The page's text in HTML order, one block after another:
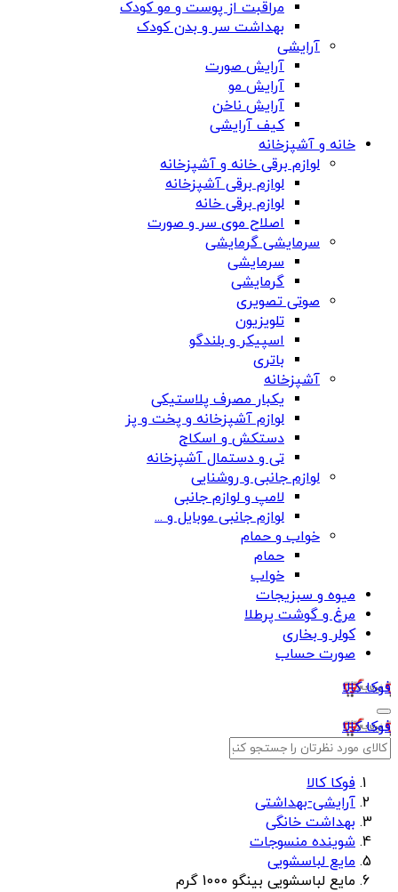
مراقبت از پوست و مو کودک
بهداشت سر و بدن کودک
آرایشی
آرایش صورت
آرایش مو
آرایش ناخن
کیف آرایشی
خانه و آشپزخانه
لوازم برقی خانه و آشپزخانه
لوازم برقی آشپزخانه
لوازم برقی خانه
اصلاح موی سر و صورت
سرمایشی گرمایشی
سرمایشی
گرمایشی
صوتی تصویری
تلویزیون
اسپیکر و بلندگو
باتری
آشپزخانه
یکبار مصرف پلاستیکی
لوازم آشپزخانه و پخت و پز
دستکش و اسکاج
تی و دستمال آشپزخانه
لوازم جانبی و روشنایی
لامپ و لوازم جانبی
لوازم جانبی موبایل و ...
خواب و حمام
حمام
خواب
میوه و سبزیجات
مرغ و گوشت پرطلا
کولر و بخاری
صورت حساب
فوکا کالا
فوکا کالا
فوکا کالا
آرایشی-بهداشتی
بهداشت خانگی
شوینده منسوجات
مایع لباسشویی
مایع لباسشویی بینگو 1000 گرم